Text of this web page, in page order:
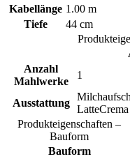
Kabellänge 1.00 m
Tiefe
44 cm
Anzahl
Mahlwerke
1
Ausstattung
Produkteigenschaften –
Bauform
Bauform